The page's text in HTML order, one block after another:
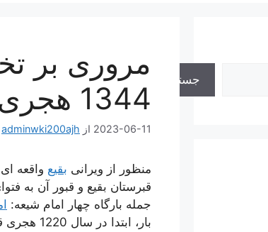
مروری بر
1344 هجری قمری
2023-06-11 از adminwki200ajh
منظور از ویرانی بقیع واقعه
قبرستان بقیع و قبور آن به
جمله بارگاه چهار امام شیعه:
بار، ابتدا در سال 1220 هجری قمری و در حمله مجدد
جستجو